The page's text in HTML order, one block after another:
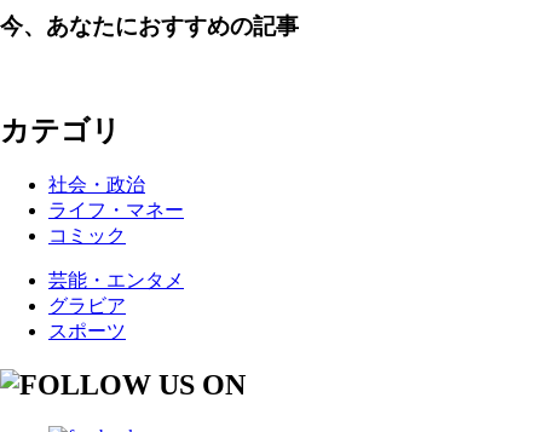
今、あなたにおすすめの記事
カテゴリ
社会・政治
ライフ・マネー
コミック
芸能・エンタメ
グラビア
スポーツ